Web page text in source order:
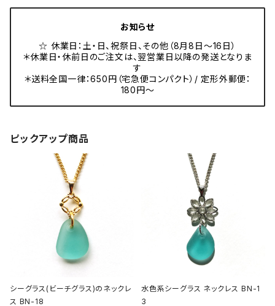
お知らせ
☆ 休業日：土・日、祝祭日、その他（8月8日～16日）
＊休業日・休前日のご注文は、翌営業日以降の発送となりま
す
＊送料全国一律：650円（宅急便コンパクト）/ 定形外郵便：
180円～
ピックアップ商品
シーグラス(ビーチグラス)のネックレ
ス BN-18
水色系シーグラス ネックレス BN-1
3